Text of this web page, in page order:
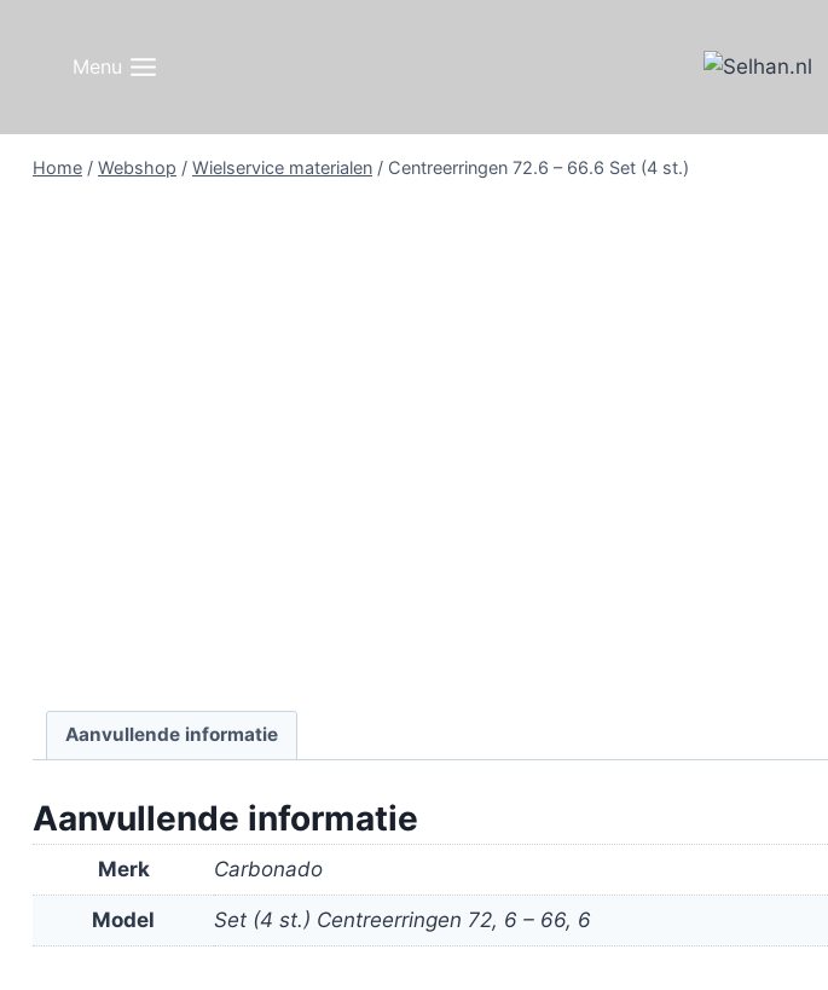
Menu
Home / Webshop / Wielservice materialen / Centreerringen 72.6 – 66.6 Set (4 st.)
Aanvullende informatie
Aanvullende informatie
Merk Carbonado
Model Set (4 st.) Centreerringen 72, 6 – 66, 6